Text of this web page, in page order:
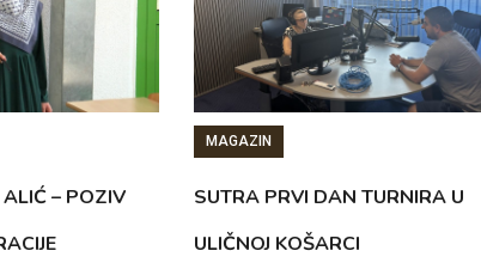
– POZIV
MAGAZIN
SUTRA PRVI DAN TURNIRA U
ULIČNOJ KOŠARCI